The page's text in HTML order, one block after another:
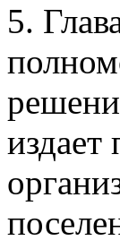
5.